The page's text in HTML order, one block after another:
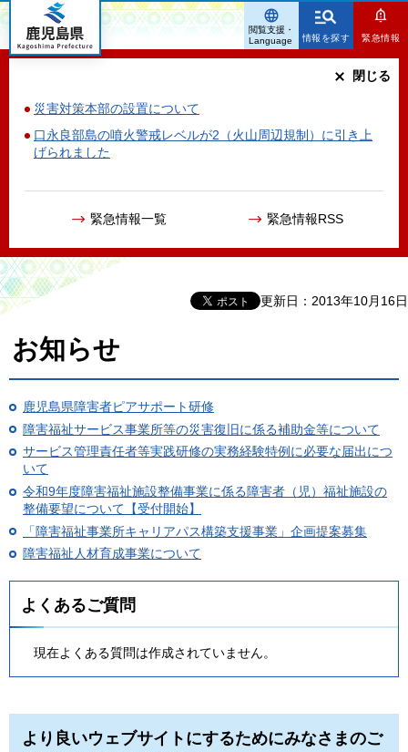
鹿児島県
情報を探す 緊急情報
災害対策本部の設置について
口永良部島の噴火警戒レベルが2（火山周辺規制）に引き上
げられました
緊急情報一覧 緊急情報RSS
閉じる
閲覧支援・
Language
更新日：2013年10月16日
お知らせ
鹿児島県障害者ピアサポート研修
障害福祉サービス事業所等の災害復旧に係る補助金等について
サービス管理責任者等実践研修の実務経験特例に必要な届出につ
いて
令和9年度障害福祉施設整備事業に係る障害者（児）福祉施設の
整備要望について【受付開始】
「障害福祉事業所キャリアパス構築支援事業」企画提案募集
障害福祉人材育成事業について
よくあるご質問
現在よくある質問は作成されていません。
より良いウェブサイトにするためにみなさまのご